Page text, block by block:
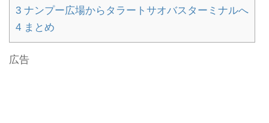
3 ナンプー広場からタラートサオバスターミナルへ
4 まとめ
広告